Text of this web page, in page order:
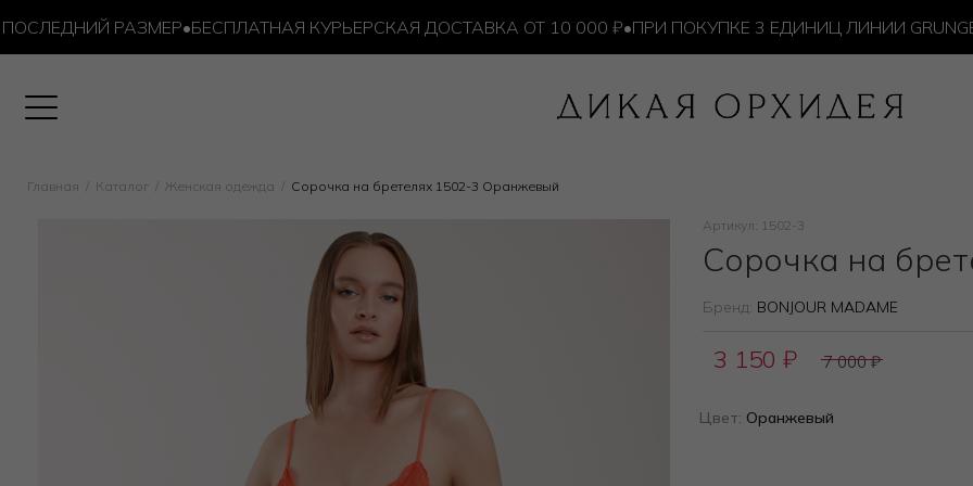
РАЗМЕР•БЕСПЛАТНАЯ КУРЬЕРСКАЯ ДОСТАВКА ОТ 10 000 ₽•ПРИ ПОКУПКЕ 3 ЕДИНИЦ ЛИНИИ GRUNGE
Главная Каталог Женская одежда Сорочка на бретелях 1502-3 Оранжевый
Артикул: 1502-3
Сорочка на
Бренд: BONJOUR MADAME
3 150₽ 7 000₽
Цвет: Оранжевый